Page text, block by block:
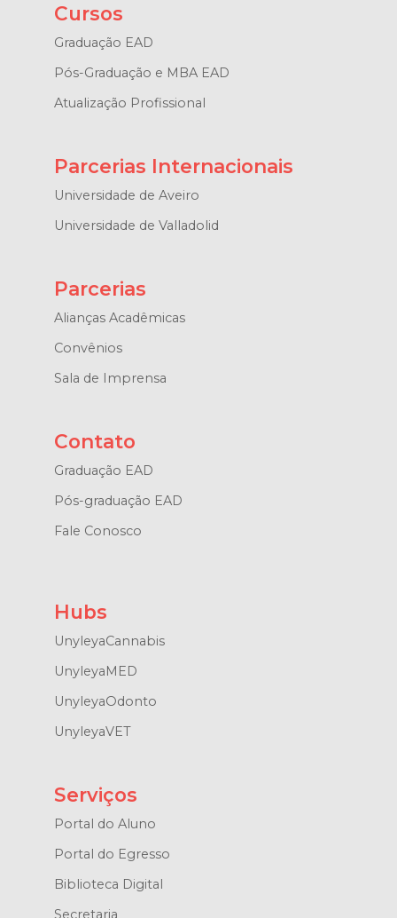
Cursos
Graduação EAD
Pós-Graduação e MBA EAD
Atualização Profissional
Parcerias Internacionais
Universidade de Aveiro
Universidade de Valladolid
Parcerias
Alianças Acadêmicas
Convênios
Sala de Imprensa
Contato
Graduação EAD
Pós-graduação EAD
Fale Conosco
Hubs
UnyleyaCannabis
UnyleyaMED
UnyleyaOdonto
UnyleyaVET
Serviços
Portal do Aluno
Portal do Egresso
Biblioteca Digital
Secretaria